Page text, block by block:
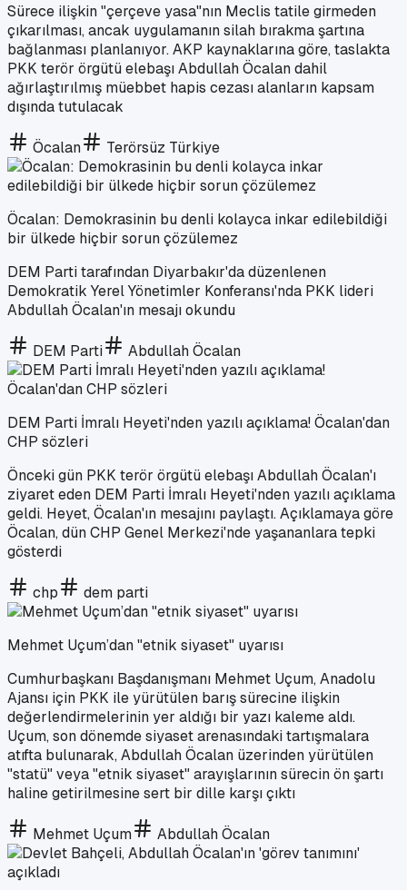
Sürece ilişkin "çerçeve yasa"nın Meclis tatile girmeden
çıkarılması, ancak uygulamanın silah bırakma şartına
bağlanması planlanıyor. AKP kaynaklarına göre, taslakta
PKK terör örgütü elebaşı Abdullah Öcalan dahil
ağırlaştırılmış müebbet hapis cezası alanların kapsam
dışında tutulacak
Öcalan Terörsüz Türkiye
Öcalan: Demokrasinin bu denli kolayca inkar edilebildiği
bir ülkede hiçbir sorun çözülemez
DEM Parti tarafından Diyarbakır'da düzenlenen
Demokratik Yerel Yönetimler Konferansı'nda PKK lideri
Abdullah Öcalan'ın mesajı okundu
DEM Parti Abdullah Öcalan
DEM Parti İmralı Heyeti'nden yazılı açıklama! Öcalan'dan
CHP sözleri
Önceki gün PKK terör örgütü elebaşı Abdullah Öcalan'ı
ziyaret eden DEM Parti İmralı Heyeti'nden yazılı açıklama
geldi. Heyet, Öcalan'ın mesajını paylaştı. Açıklamaya göre
Öcalan, dün CHP Genel Merkezi'nde yaşananlara tepki
gösterdi
chp dem parti
Mehmet Uçum’dan "etnik siyaset" uyarısı
Cumhurbaşkanı Başdanışmanı Mehmet Uçum, Anadolu
Ajansı için PKK ile yürütülen barış sürecine ilişkin
değerlendirmelerinin yer aldığı bir yazı kaleme aldı.
Uçum, son dönemde siyaset arenasındaki tartışmalara
atıfta bulunarak, Abdullah Öcalan üzerinden yürütülen
"statü" veya "etnik siyaset" arayışlarının sürecin ön şartı
haline getirilmesine sert bir dille karşı çıktı
Mehmet Uçum Abdullah Öcalan